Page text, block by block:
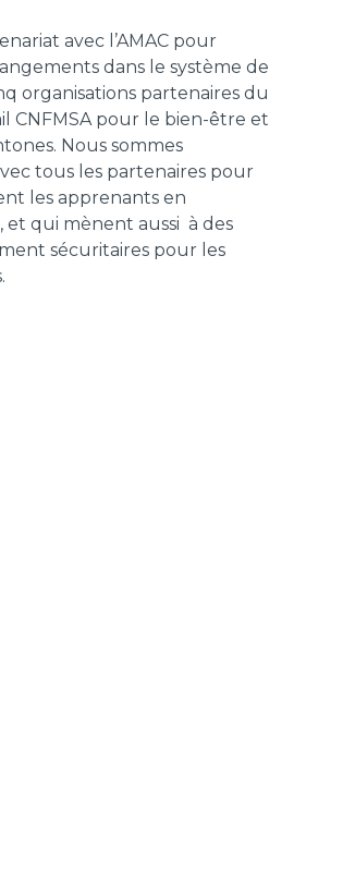
avec l’AMAC pour
dans le système de
organisations partenaires du
CNFMSA pour le bien-être et
Nous sommes
tous les partenaires pour
les apprenants en
et qui mènent aussi à des
sécuritaires pour les